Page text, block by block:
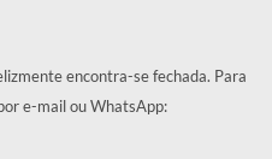
encontra-se fechada. Para
e-mail ou WhatsApp: